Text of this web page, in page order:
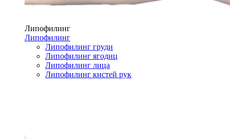
Липофилинг
Липофилинг
Липофилинг груди
Липофилинг ягодиц
Липофилинг лица
Липофилинг кистей рук